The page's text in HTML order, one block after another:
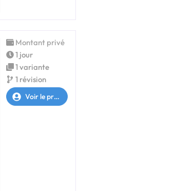
Montant privé
1 jour
1 variante
1 révision
Voir le profil